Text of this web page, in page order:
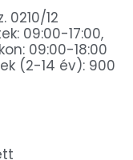
0210/12
09:00-17:00,
09:00-18:00
(2-14 év): 900